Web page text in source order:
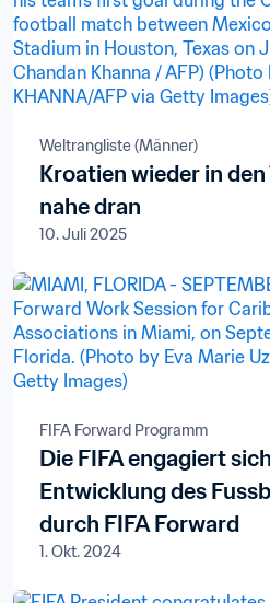
Weltrangliste (Männer)
Kroatien wieder in den
nahe dran
10. Juli 2025
FIFA Forward Programm
Die FIFA engagiert
Entwicklung des
durch FIFA Forward
1. Okt. 2024